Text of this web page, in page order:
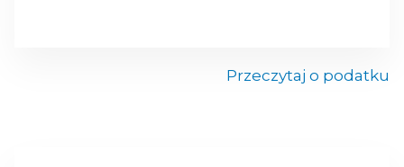
Przeczytaj o podatku